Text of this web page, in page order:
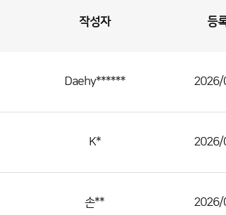
작성자 등
Daehy****** 2026/
K* 2026/
손** 2026/